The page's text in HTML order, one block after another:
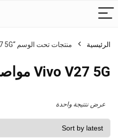
الرئيسية منتجات تحت الوسم “Vivo V27 5G مواصفات”
Vivo V27 5G مواصفات
عرض نتتيجة واحدة